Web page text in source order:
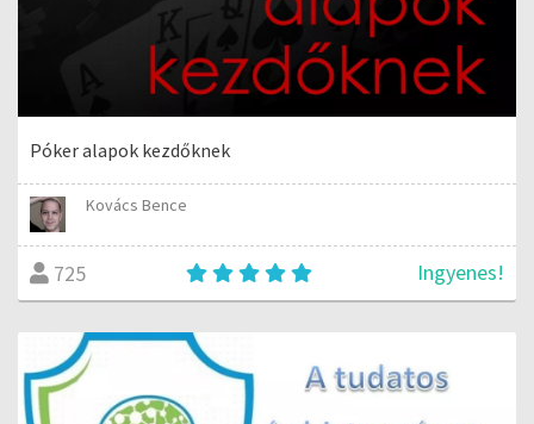
Póker alapok kezdőknek
Kovács Bence
725 Ingyenes!